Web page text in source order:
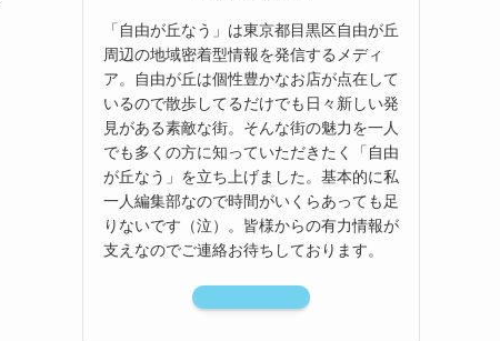
「自由が丘なう」は東京都目黒区自由が丘
周辺の地域密着型情報を発信するメディ
ア。自由が丘は個性豊かなお店が点在して
いるので散歩してるだけでも日々新しい発
見がある素敵な街。そんな街の魅力を一人
でも多くの方に知っていただきたく「自由
が丘なう」を立ち上げました。基本的に私
一人編集部なので時間がいくらあっても足
りないです（泣）。皆様からの有力情報が
支えなのでご連絡お待ちしております。